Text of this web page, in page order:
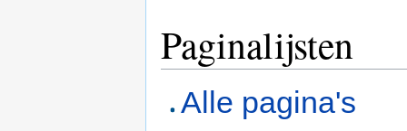
Paginalijsten
Alle pagina's